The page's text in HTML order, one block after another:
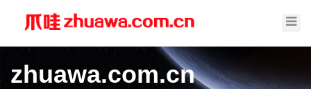
zhuawa.com.cn